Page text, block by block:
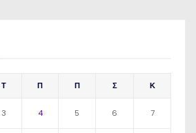
Τ Π Π Σ Κ
3 4 5 6 7